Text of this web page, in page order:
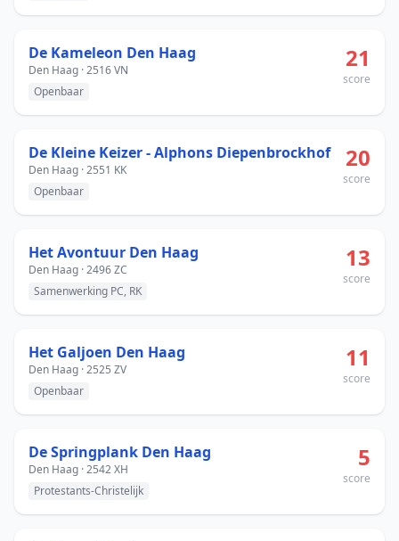
De Kameleon Den Haag
Den Haag · 2516 VN
Openbaar
21
score
De Kleine Keizer - Alphons Diepenbrockhof
Den Haag · 2551 KK
Openbaar
20
score
Het Avontuur Den Haag
Den Haag · 2496 ZC
Samenwerking PC, RK
13
score
Het Galjoen Den Haag
Den Haag · 2525 ZV
Openbaar
11
score
De Springplank Den Haag
Den Haag · 2542 XH
Protestants-Christelijk
5
score